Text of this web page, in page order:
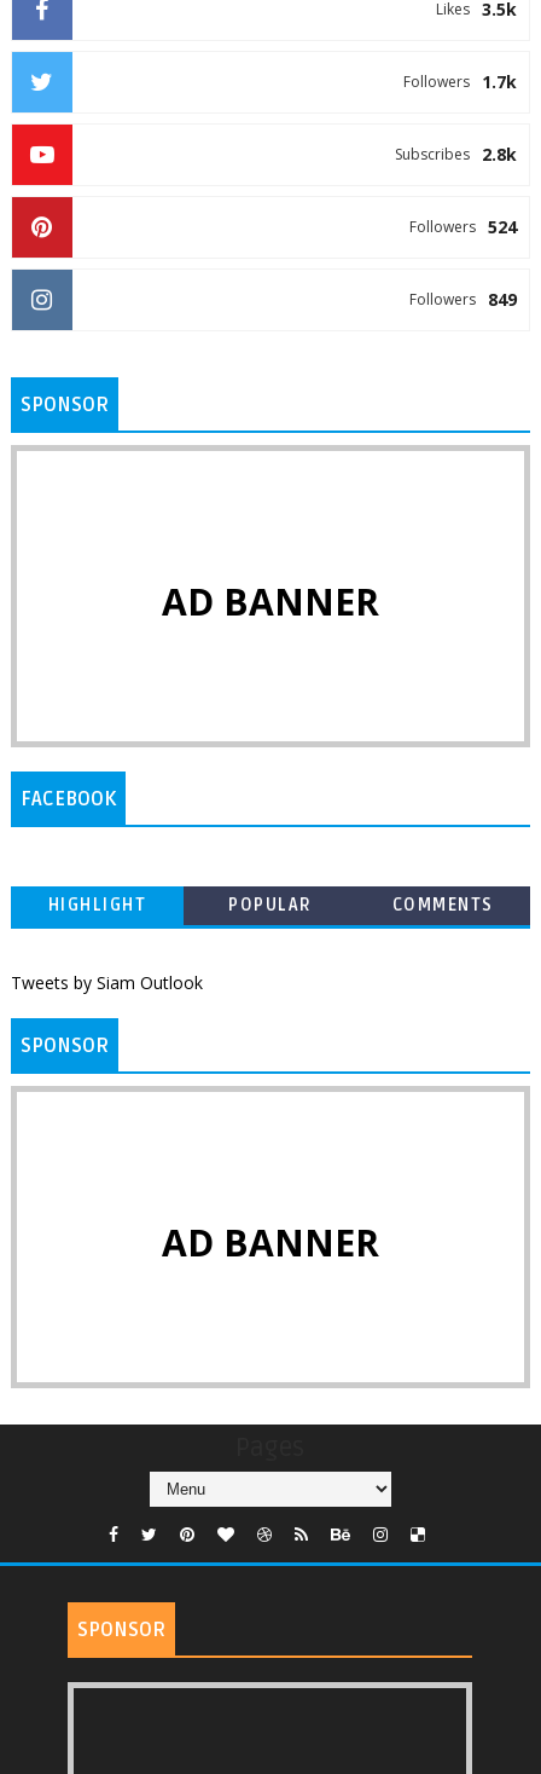
3.5k
Likes
1.7k
Followers
2.8k
Subscribes
524
Followers
849
Followers
SPONSOR
AD BANNER
FACEBOOK
HIGHLIGHT POPULAR COMMENTS
Tweets by Siam Outlook
SPONSOR
AD BANNER
SPONSOR